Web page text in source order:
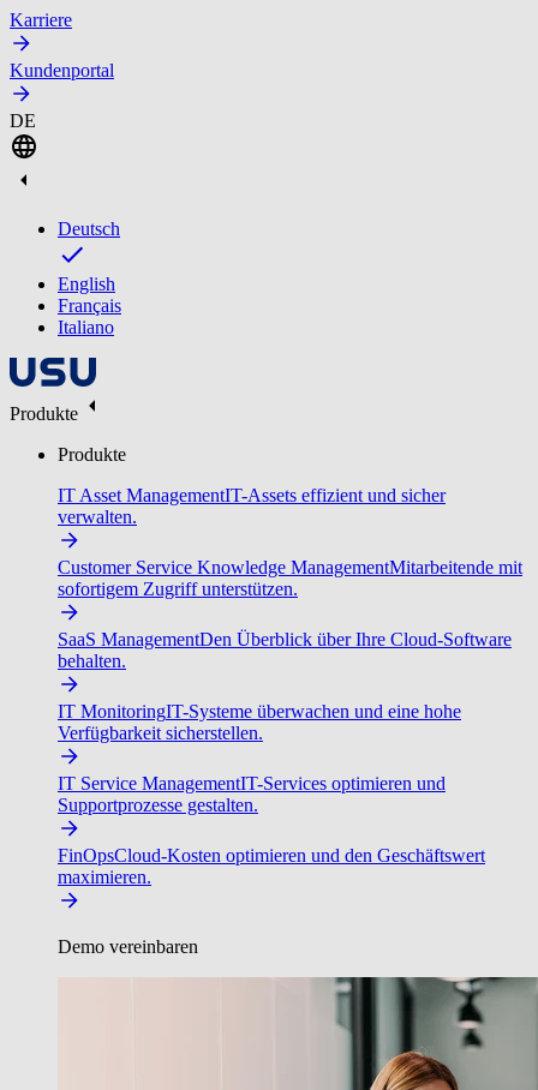
Karriere
Kundenportal
DE
Deutsch
English
Français
Italiano
Produkte
Produkte
IT Asset ManagementIT-Assets effizient und sicher
verwalten.
Customer Service Knowledge ManagementMitarbeitende mit
sofortigem Zugriff unterstützen.
SaaS ManagementDen Überblick über Ihre Cloud-Software
behalten.
IT MonitoringIT-Systeme überwachen und eine hohe
Verfügbarkeit sicherstellen.
IT Service ManagementIT-Services optimieren und
Supportprozesse gestalten.
FinOpsCloud-Kosten optimieren und den Geschäftswert
maximieren.
Demo vereinbaren